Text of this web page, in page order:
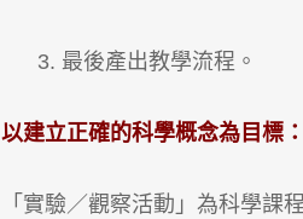
3. 最後產出教學流程。
以建立正確的科學概念為目標：
「實驗／觀察活動」為科學課